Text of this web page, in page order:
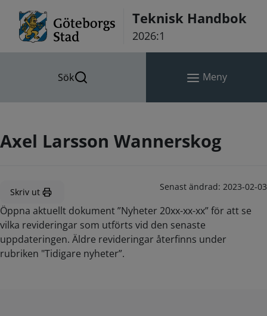
Teknisk Handbok
2026:1
Sök Meny
Axel Larsson Wannerskog
Skriv ut Senast ändrad: 2023-02-03
Öppna aktuellt dokument ”Nyheter 20xx-xx-xx” för att se
vilka revideringar som utförts vid den senaste
uppdateringen. Äldre revideringar återfinns under
rubriken "Tidigare nyheter”.